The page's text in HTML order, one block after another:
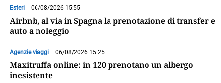
Esteri 06/08/2026 15:55
Airbnb, al via in Spagna la prenotazione di transfer e
auto a noleggio
Agenzie viaggi 06/08/2026 15:25
Maxitruffa online: in 120 prenotano un albergo
inesistente